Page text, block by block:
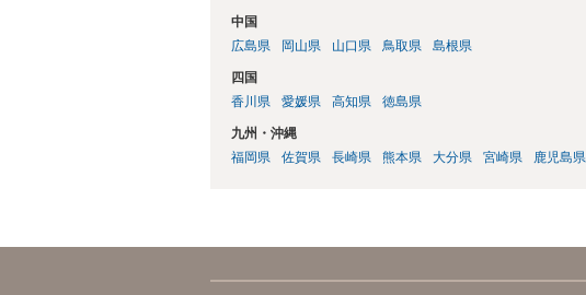
中国
広島県
岡山県 山口県 鳥取県 島根県
四国
香川県
愛媛県 高知県 徳島県
九州・沖縄
福岡県
佐賀県 長崎県 熊本県 大分県 宮崎県 鹿児島県